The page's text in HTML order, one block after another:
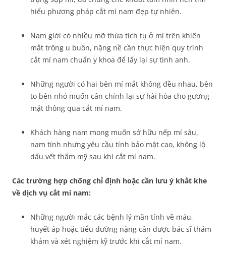
hiểu phương pháp cắt mí nam đẹp tự nhiên.
Nam giới có nhiều mỡ thừa tích tụ ở mí trên khiến
mắt trông u buồn, nặng nề cần thực hiện quy trình
cắt mí nam chuẩn y khoa để lấy lại sự tinh anh.
Những người có hai bên mí mắt không đều nhau, bên
to bên nhỏ muốn cân chỉnh lại sự hài hòa cho gương
mặt thông qua cắt mí nam.
Khách hàng nam mong muốn sở hữu nếp mí sâu,
nam tính nhưng yêu cầu tính bảo mật cao, không lộ
dấu vết thẩm mỹ sau khi cắt mí nam.
Các trường hợp chống chỉ định hoặc cần lưu ý khắt khe
về dịch vụ cắt mí nam:
Những người mắc các bệnh lý mãn tính về máu,
huyết áp hoặc tiểu đường nặng cần được bác sĩ thăm
khám và xét nghiệm kỹ trước khi cắt mí nam.